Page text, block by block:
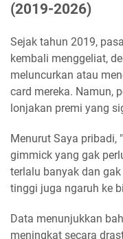
(2019-2026)
Sejak tahun 2019,
kembali menggeliat,
meluncurkan atau
card mereka. Namun,
lonjakan premi yang
Menurut Saya pribadi,
gimmick yang gak
terlalu banyak dan
tinggi juga ngaruh ke
Data menunjukkan
meningkat secara